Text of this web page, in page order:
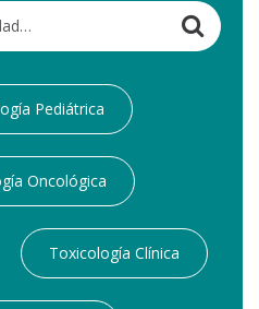
Buscar
Pediátrica
Oncológica
Toxicología Clínica